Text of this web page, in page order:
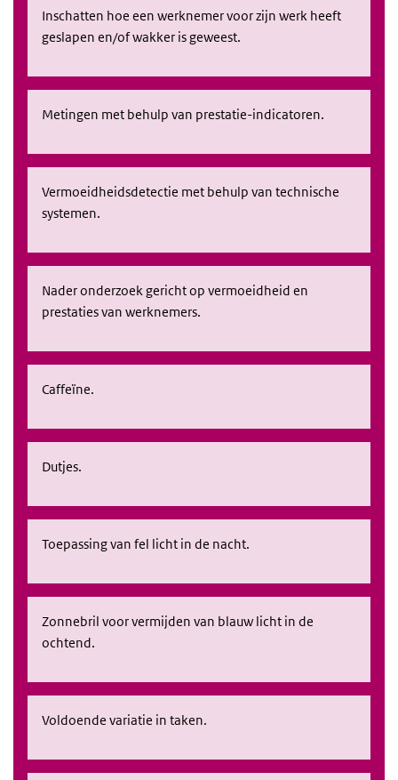
Inschatten hoe een werknemer voor zijn werk heeft
geslapen en/of wakker is geweest.
Metingen met behulp van prestatie-indicatoren.
Vermoeidheidsdetectie met behulp van technische
systemen.
Nader onderzoek gericht op vermoeidheid en
prestaties van werknemers.
Caffeïne.
Dutjes.
Toepassing van fel licht in de nacht.
Zonnebril voor vermijden van blauw licht in de
ochtend.
Voldoende variatie in taken.